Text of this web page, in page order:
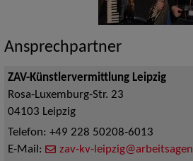
Ansprechpartner
ZAV-Künstlervermittlung Leipzig
Rosa-Luxemburg-Str. 23
04103 Leipzig
Telefon: +49 228 50208-6013
E-Mail:
zav-kv-